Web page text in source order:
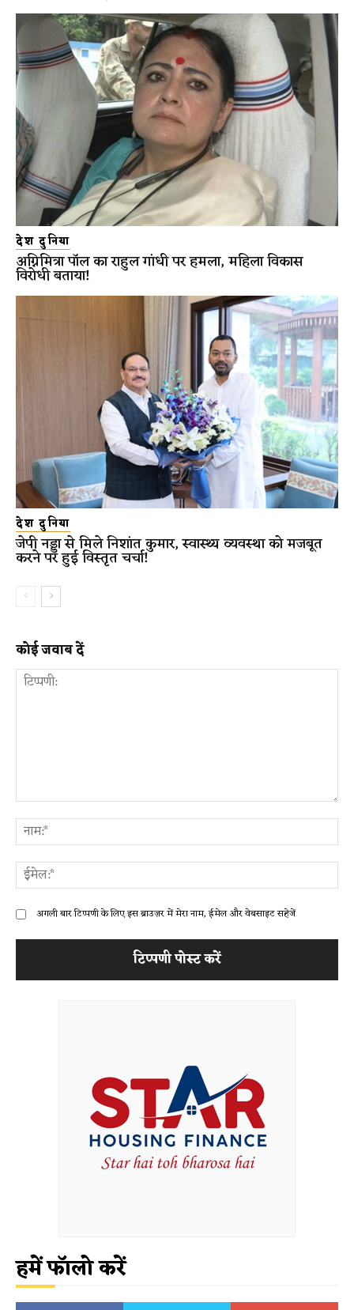
देश दुनिया
अग्निमित्रा पॉल का राहुल गांधी पर हमला, महिला विकास
विरोधी बताया!
देश दुनिया
जेपी नड्डा से मिले निशांत कुमार, स्वास्थ्य व्यवस्था को मजबूत
करने पर हुई विस्तृत चर्चा!
कोई जवाब दें
अगली बार टिप्पणी के लिए इस ब्राउज़र में मेरा नाम, ईमेल और वेबसाइट सहेजें
हमें फॉलो करें